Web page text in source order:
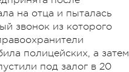
на отца и пыталась
звонок из которого
полицейских, а затем
под залог в 20